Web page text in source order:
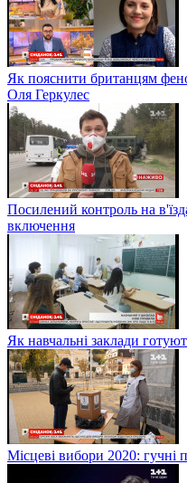
Як пояснити британцям
Оля Геркулес
Посилений контроль на
включення
Як навчальні заклади
Місцеві вибори 2020: гучні